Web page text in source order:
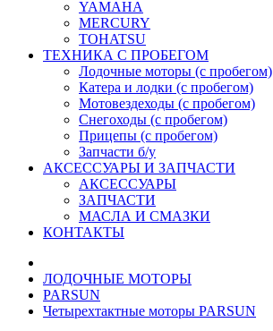
YAMAHA
MERCURY
TOHATSU
ТЕХНИКА С ПРОБЕГОМ
Лодочные моторы (с пробегом)
Катера и лодки (с пробегом)
Мотовездеходы (с пробегом)
Снегоходы (с пробегом)
Прицепы (с пробегом)
Запчасти б/у
АКСЕССУАРЫ И ЗАПЧАСТИ
АКСЕССУАРЫ
ЗАПЧАСТИ
МАСЛА И СМАЗКИ
КОНТАКТЫ
ЛОДОЧНЫЕ МОТОРЫ
PARSUN
Четырехтактные моторы PARSUN